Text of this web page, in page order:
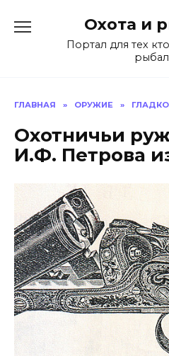
содержанию
Охота и
Портал для тех
ГЛАВНАЯ » ОРУЖИЕ »
Охотничьи
И.Ф. Петрова